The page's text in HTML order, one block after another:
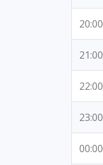
20:00
21:00
22:00
23:00
00:00